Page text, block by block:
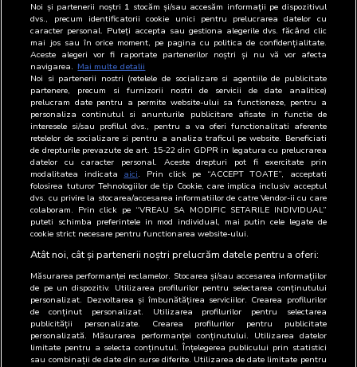
11 Antena 3 SA
-
12 Antena TV Group SA
-
13 Apulum 94 SRL
-
14 ARC MEDIA PUBLISHING S.R.L
-
15 Asociatia Digital Bridge
-
16 A.G. Radio Holding SRL
Radio difuzor
17 ABC Plus Media SA
Radio difuzor
18 ARBOmedia SRL
Regie de
publicitate
Noi și partenerii noștri 1 stocăm și/sau accesăm informații pe dispozitivul
dvs., precum identificatorii cookie unici pentru prelucrarea datelor cu
caracter personal. Puteți accepta sau gestiona alegerile dvs. făcând clic
mai jos sau în orice moment, pe pagina cu politica de confidențialitate.
Aceste alegeri vor fi raportate partenerilor noștri și nu vă vor afecta
navigarea. Mai multe detalii
Noi si partenerii nostri (retelele de socializare si agentiile de publicitate
partenere, precum si furnizorii nostri de servicii de date analitice)
prelucram date pentru a permite website-ului sa functioneze, pentru a
personaliza continutul si anunturile publicitare afisate in functie de
interesele si/sau profilul dvs., pentru a va oferi functionalitati aferente
retelelor de socializare si pentru a analiza traficul pe website. Beneficiati
de drepturile prevazute de art. 15-22 din GDPR in legatura cu prelucrarea
datelor cu caracter personal. Aceste drepturi pot fi exercitate prin
modalitatea indicata aici. Prin click pe “ACCEPT TOATE”, acceptati
folosirea tuturor Tehnologiilor de tip Cookie, care implica inclusiv acceptul
dvs. cu privire la stocarea/accesarea informatiilor de catre Vendor-ii cu care
colaboram. Prin click pe “VREAU SA MODIFIC SETARILE INDIVIDUAL”
puteti schimba preferintele in mod individual, mai putin cele legate de
cookie strict necesare pentru functionarea website-ului.
Atât noi, cât și partenerii noștri prelucrăm datele pentru a oferi:
Măsurarea performanței reclamelor. Stocarea și/sau accesarea informațiilor
de pe un dispozitiv. Utilizarea profilurilor pentru selectarea conținutului
personalizat. Dezvoltarea și îmbunătățirea serviciilor. Crearea profilurilor
de conținut personalizat. Utilizarea profilurilor pentru selectarea
publicității personalizate. Crearea profilurilor pentru publicitate
personalizată. Măsurarea performanței conținutului. Utilizarea datelor
limitate pentru a selecta conținutul. Înțelegerea publicului prin statistici
sau combinații de date din surse diferite. Utilizarea de date limitate pentru